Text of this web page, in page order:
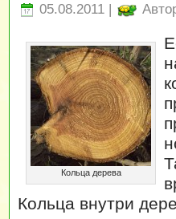
05.08.2011 |
Кольца дерева
Кольца внутри